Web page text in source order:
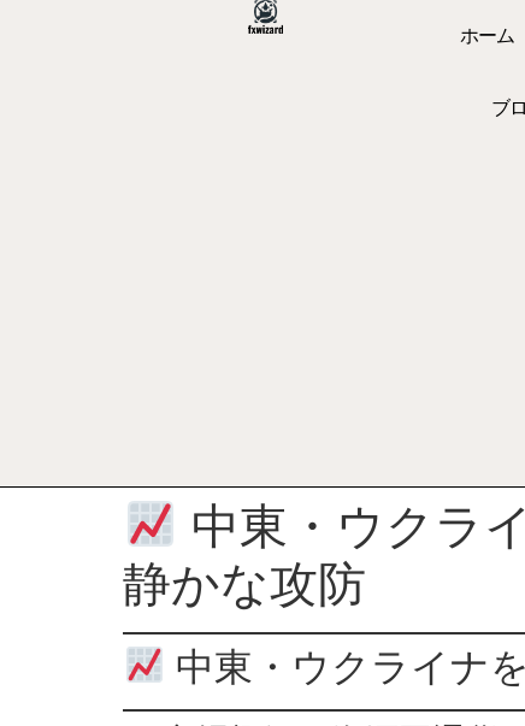
ホーム
ブ
中東・ウクラ
静かな攻防
中東・ウクライナ